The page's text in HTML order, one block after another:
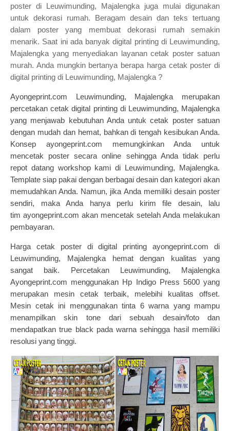
poster di Leuwimunding, Majalengka juga mulai digunakan
untuk dekorasi rumah. Beragam desain dan teks tertuang
dalam poster yang membuat dekorasi rumah semakin
menarik. Saat ini ada banyak digital printing di Leuwimunding,
Majalengka yang menyediakan layanan cetak poster satuan
murah. Anda mungkin bertanya berapa harga cetak poster di
digital printing di Leuwimunding, Majalengka ?
Ayongeprint.com Leuwimunding, Majalengka merupakan
percetakan cetak digital printing di Leuwimunding, Majalengka
yang menjawab kebutuhan Anda untuk cetak poster satuan
dengan mudah dan hemat, bahkan di tengah kesibukan Anda.
Konsep ayongeprint.com memungkinkan Anda untuk
mencetak poster secara online sehingga Anda tidak perlu
repot datang workshop kami di Leuwimunding, Majalengka.
Template siap pakai dengan berbagai desain dan kategori akan
memudahkan Anda. Namun, jika Anda memiliki desain poster
sendiri, maka Anda hanya perlu kirim file desain, lalu
tim ayongeprint.com akan mencetak setelah Anda melakukan
pembayaran.
Harga cetak poster di digital printing ayongeprint.com di
Leuwimunding, Majalengka hemat dengan kualitas yang
sangat baik. Percetakan Leuwimunding, Majalengka
Ayongeprint.com menggunakan Hp Indigo Press 5600 yang
merupakan mesin cetak terbaik, melebihi kualitas offset.
Mesin cetak ini menggunakan tinta 6 warna yang mampu
menampilkan skin tone dari sebuah desain/foto dan
mendapatkan true black pada warna sehingga hasil memiliki
resolusi yang tinggi.